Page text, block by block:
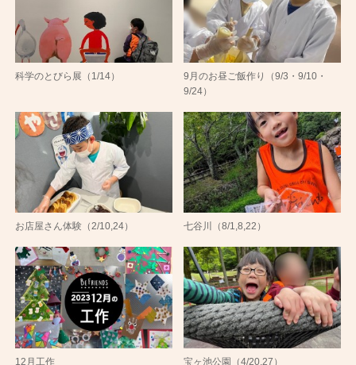
科学のとびら展（1/14）
9月のお昼ご飯作り（9/3・9/10・
9/24）
お店屋さん体験（2/10,24） 七谷川（8/1,8,22）
12月工作 宝ヶ池公園（4/20,27）